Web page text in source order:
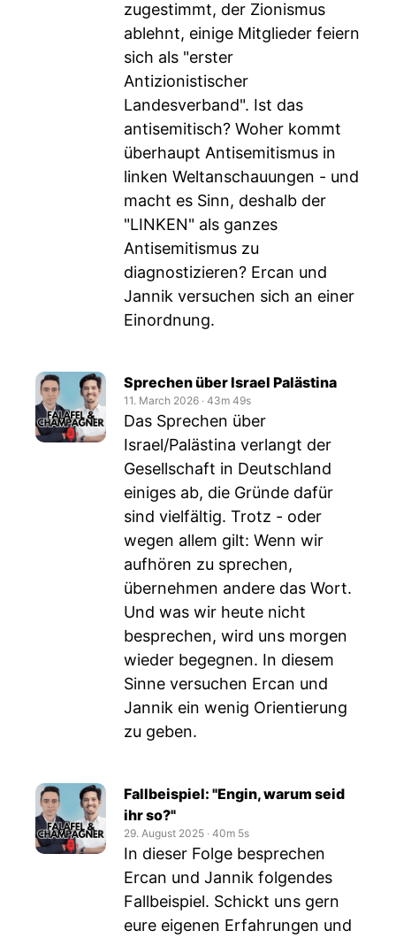
zugestimmt, der Zionismus
ablehnt, einige Mitglieder feiern
sich als "erster
Antizionistischer
Landesverband". Ist das
antisemitisch? Woher kommt
überhaupt Antisemitismus in
linken Weltanschauungen - und
macht es Sinn, deshalb der
"LINKEN" als ganzes
Antisemitismus zu
diagnostizieren? Ercan und
Jannik versuchen sich an einer
Einordnung.
Sprechen über Israel Palästina
11. March 2026 ‧ 43m 49s
Das Sprechen über
Israel/Palästina verlangt der
Gesellschaft in Deutschland
einiges ab, die Gründe dafür
sind vielfältig. Trotz - oder
wegen allem gilt: Wenn wir
aufhören zu sprechen,
übernehmen andere das Wort.
Und was wir heute nicht
besprechen, wird uns morgen
wieder begegnen. In diesem
Sinne versuchen Ercan und
Jannik ein wenig Orientierung
zu geben.
Fallbeispiel: "Engin, warum seid
ihr so?"
29. August 2025 ‧ 40m 5s
In dieser Folge besprechen
Ercan und Jannik folgendes
Fallbeispiel. Schickt uns gern
eure eigenen Erfahrungen und